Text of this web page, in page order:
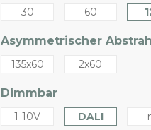
30 60
Asymmetrischer
135x60 2x60
Dimmbar
1-10V DALI